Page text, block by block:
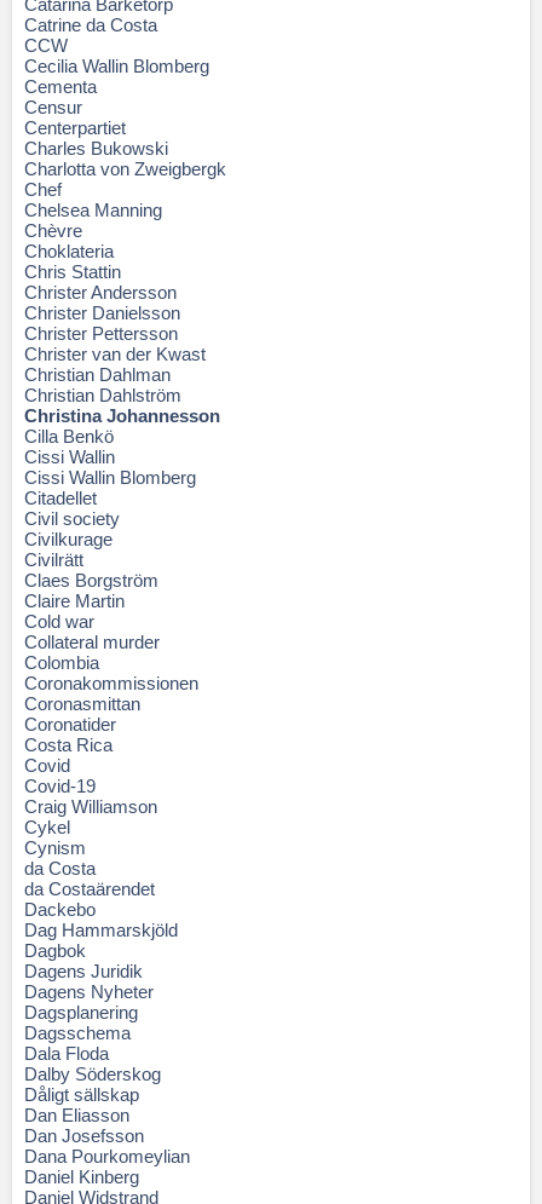
Catarina Barketorp
Catrine da Costa
CCW
Cecilia Wallin Blomberg
Cementa
Censur
Centerpartiet
Charles Bukowski
Charlotta von Zweigbergk
Chef
Chelsea Manning
Chèvre
Choklateria
Chris Stattin
Christer Andersson
Christer Danielsson
Christer Pettersson
Christer van der Kwast
Christian Dahlman
Christian Dahlström
Christina Johannesson
Cilla Benkö
Cissi Wallin
Cissi Wallin Blomberg
Citadellet
Civil society
Civilkurage
Civilrätt
Claes Borgström
Claire Martin
Cold war
Collateral murder
Colombia
Coronakommissionen
Coronasmittan
Coronatider
Costa Rica
Covid
Covid-19
Craig Williamson
Cykel
Cynism
da Costa
da Costaärendet
Dackebo
Dag Hammarskjöld
Dagbok
Dagens Juridik
Dagens Nyheter
Dagsplanering
Dagsschema
Dala Floda
Dalby Söderskog
Dåligt sällskap
Dan Eliasson
Dan Josefsson
Dana Pourkomeylian
Daniel Kinberg
Daniel Widstrand